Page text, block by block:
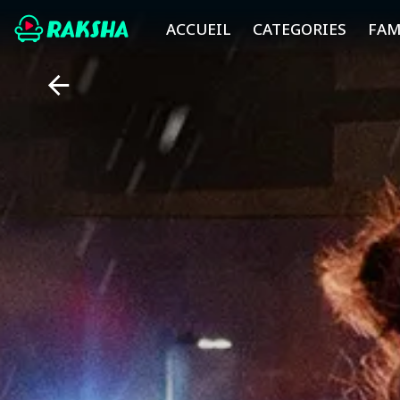
ACCUEIL CATEGORIES